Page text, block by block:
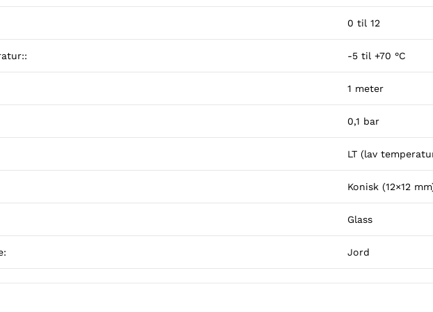
0 til 12
-5 til +70 °C
1 meter
0,1 bar
LT (lav
Konisk (12×12
Glass
Jord